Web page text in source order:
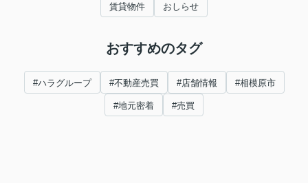
賃貸物件 おしらせ
おすすめのタグ
#ハラグループ #不動産売買 #店舗情報 #相模原市
#地元密着 #売買